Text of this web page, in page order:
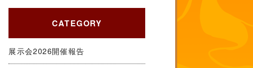
CATEGORY
展示会2026開催報告